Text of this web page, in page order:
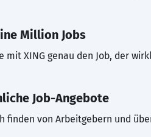
Million Jobs
mit XING genau den Job, der
Job-Angebote
finden von Arbeitgebern und